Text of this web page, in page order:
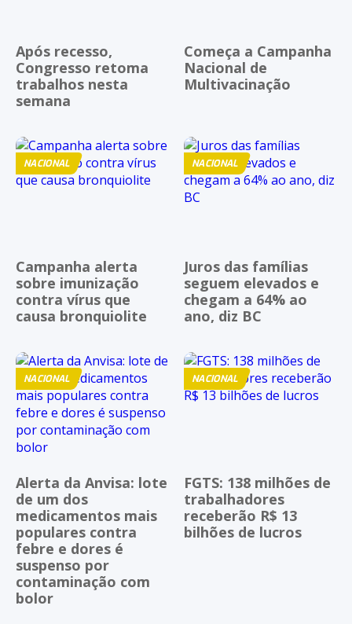
Após recesso,
Congresso retoma
trabalhos nesta
semana
Começa a Campanha
Nacional de
Multivacinação
NACIONAL
Campanha alerta
sobre imunização
contra vírus que
causa bronquiolite
NACIONAL
Juros das famílias
seguem elevados e
chegam a 64% ao
ano, diz BC
NACIONAL
Alerta da Anvisa: lote
de um dos
medicamentos mais
populares contra
febre e dores é
suspenso por
contaminação com
bolor
NACIONAL
FGTS: 138 milhões de
trabalhadores
receberão R$ 13
bilhões de lucros